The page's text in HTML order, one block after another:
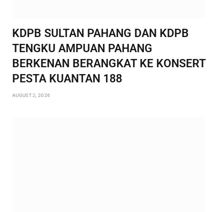
KDPB SULTAN PAHANG DAN KDPB
TENGKU AMPUAN PAHANG
BERKENAN BERANGKAT KE KONSERT
PESTA KUANTAN 188
AUGUST 2, 2026